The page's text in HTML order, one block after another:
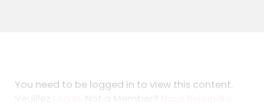
You need to be logged in to view this content.
Veuillez
. Not a Member?